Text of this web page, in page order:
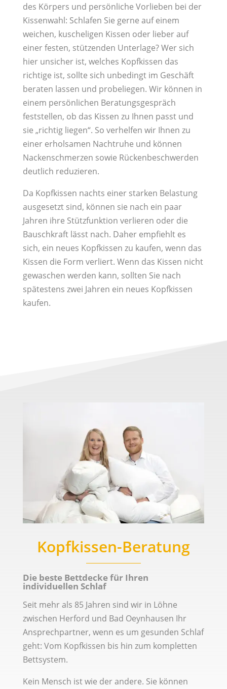
des Körpers und persönliche Vorlieben bei der
Kissenwahl: Schlafen Sie gerne auf einem
weichen, kuscheligen Kissen oder lieber auf
einer festen, stützenden Unterlage? Wer sich
hier unsicher ist, welches Kopfkissen das
richtige ist, sollte sich unbedingt im Geschäft
beraten lassen und probeliegen. Wir können in
einem persönlichen Beratungsgespräch
feststellen, ob das Kissen zu Ihnen passt und
sie „richtig liegen“. So verhelfen wir Ihnen zu
einer erholsamen Nachtruhe und können
Nackenschmerzen sowie Rückenbeschwerden
deutlich reduzieren.
Da Kopfkissen nachts einer starken Belastung
ausgesetzt sind, können sie nach ein paar
Jahren ihre Stützfunktion verlieren oder die
Bauschkraft lässt nach. Daher empfiehlt es
sich, ein neues Kopfkissen zu kaufen, wenn das
Kissen die Form verliert. Wenn das Kissen nicht
gewaschen werden kann, sollten Sie nach
spätestens zwei Jahren ein neues Kopfkissen
kaufen.
Kopfkissen-Beratung
Die beste Bettdecke für Ihren
individuellen Schlaf
Seit mehr als 85 Jahren sind wir in Löhne
zwischen Herford und Bad Oeynhausen Ihr
Ansprechpartner, wenn es um gesunden Schlaf
geht: Vom Kopfkissen bis hin zum kompletten
Bettsystem.
Kein Mensch ist wie der andere. Sie können